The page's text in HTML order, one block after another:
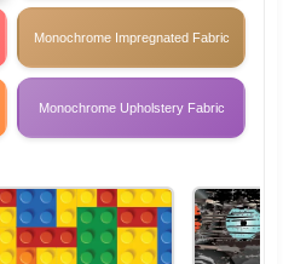
Monochrome Impregnated Fabric
Monochrome Upholstery Fabric